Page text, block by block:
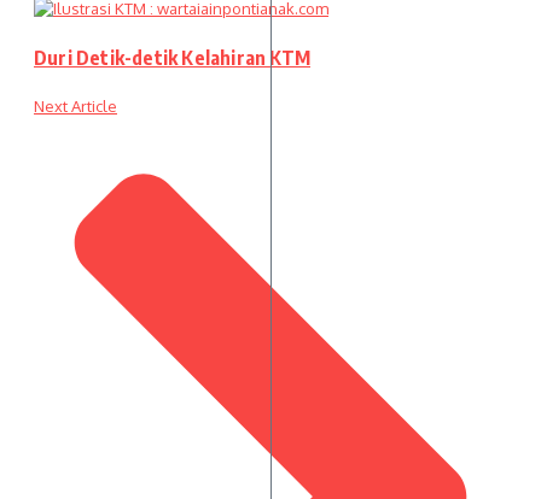
Duri Detik-detik Kelahiran KTM
Next Article